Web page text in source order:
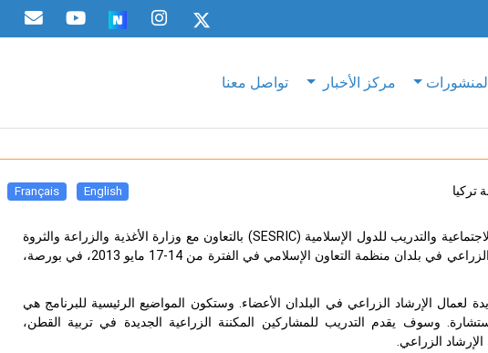
مركز الأخبار تواصل معنا
تركيا English
Français
في إطار برنامج OIC-VET، سينظم مركز الأبحاث الإحصائية والاقتصادية والاجتماعية والتدريب للدول الإسلامية (SESRIC) بالتعاون مع وزارة الأغذية والزراعة والثروة
الحيوانية لتركيا والبنك الإسلامي للتنمية، برنامجا تدريبيا لأجل عمال الإرشاد الزراعي في بلدان منظمة التعاون الإسلامي في الفترة من 14-17 مايو 2013، في بورصة،
لعمال الإرشاد الزراعي في البلدان الأعضاء. وستكون المواضيع الرئيسية للبرنامج هي
وسوف يقدم التدريب للمشاركين المكننة الزراعية الجديدة في تربية القطن،
الزراعي.